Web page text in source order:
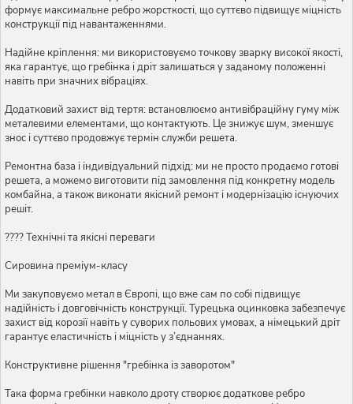
формує максимальне ребро жорсткості, що суттєво підвищує міцність
конструкції під навантаженнями.
Надійне кріплення: ми використовуємо точкову зварку високої якості,
яка гарантує, що гребінка і дріт залишаться у заданому положенні
навіть при значних вібраціях.
Додатковий захист від тертя: встановлюємо антивібраційну гуму між
металевими елементами, що контактують. Це знижує шум, зменшує
знос і суттєво продовжує термін служби решета.
Ремонтна база і індивідуальний підхід: ми не просто продаємо готові
решета, а можемо виготовити під замовлення під конкретну модель
комбайна, а також виконати якісний ремонт і модернізацію існуючих
решіт.
???? Технічні та якісні переваги
Сировина преміум-класу
Ми закуповуємо метал в Європі, що вже сам по собі підвищує
надійність і довговічність конструкції. Турецька оцинковка забезпечує
захист від корозії навіть у суворих польових умовах, а німецький дріт
гарантує еластичність і міцність у з’єднаннях.
Конструктивне рішення "гребінка із заворотом"
Така форма гребінки навколо дроту створює додаткове ребро